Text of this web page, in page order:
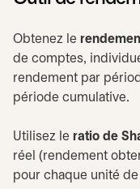
Obtenez le
de comptes,
rendement par
période cumulative.
Utilisez le ratio de
réel (rendement
pour chaque unité